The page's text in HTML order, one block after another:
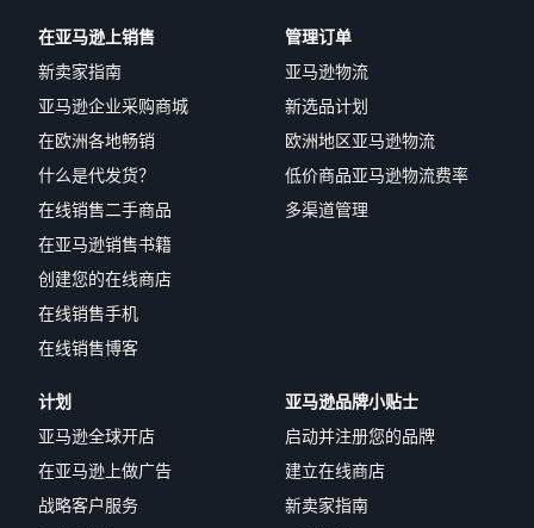
在亚马逊上销售
新卖家指南
亚马逊企业采购商城
在欧洲各地畅销
什么是代发货？
在线销售二手商品
在亚马逊销售书籍
创建您的在线商店
在线销售手机
在线销售博客
管理订单
亚马逊物流
新选品计划
欧洲地区亚马逊物流
低价商品亚马逊物流费率
多渠道管理
计划
亚马逊全球开店
在亚马逊上做广告
战略客户服务
亚马逊品牌小贴士
启动并注册您的品牌
建立在线商店
新卖家指南